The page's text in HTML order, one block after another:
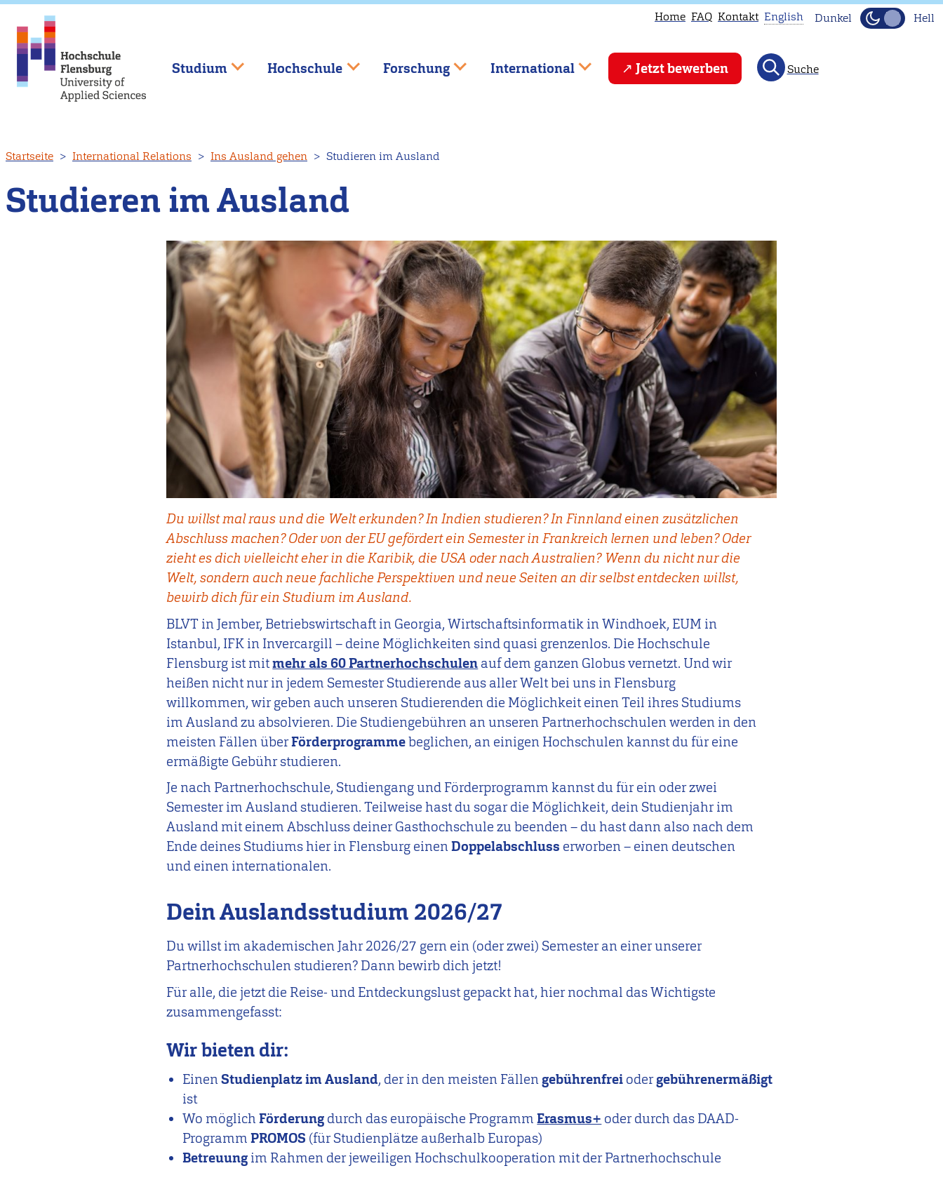
zum
Inhalt
Home FAQ Kontakt
This
page
English Dunkel Hell
Studium Hochschule Forschung International Jetzt bewerben Suche
Startseite International Relations Ins Ausland gehen Studieren im Ausland
Studieren im Ausland
Du willst mal raus und die Welt erkunden? In Indien studieren? In Finnland einen zusätzlichen
Abschluss machen? Oder von der EU gefördert ein Semester in Frankreich lernen und leben? Oder
zieht es dich vielleicht eher in die Karibik, die USA oder nach Australien? Wenn du nicht nur die
Welt, sondern auch neue fachliche Perspektiven und neue Seiten an dir selbst entdecken willst,
bewirb dich für ein Studium im Ausland.
BLVT in Jember, Betriebswirtschaft in Georgia, Wirtschaftsinformatik in Windhoek, EUM in
Istanbul, IFK in Invercargill – deine Möglichkeiten sind quasi grenzenlos. Die Hochschule
Flensburg ist mitmehr als 60 Partnerhochschulen auf dem ganzen Globus vernetzt. Und wir
heißen nicht nur in jedem Semester Studierende aus aller Welt bei uns in Flensburg
willkommen, wir geben auch unseren Studierenden die Möglichkeit einen Teil ihres Studiums
im Ausland zu absolvieren. Die Studiengebühren an unseren Partnerhochschulen werden in den
meisten Fällen überFörderprogrammebeglichen, an einigen Hochschulen kannst du für eine
ermäßigte Gebühr studieren.
Je nach Partnerhochschule, Studiengang und Förderprogramm kannst du für ein oder zwei
Semester im Ausland studieren. Teilweise hast du sogar die Möglichkeit, dein Studienjahr im
Ausland mit einem Abschluss deiner Gasthochschule zu beenden – du hast dann also nach dem
Ende deines Studiums hier in Flensburg einenDoppelabschluss erworben – einen deutschen
und einen internationalen.
Dein Auslandsstudium 2026/27
Du willst im akademischen Jahr 2026/27 gern ein (oder zwei) Semester an einer unserer
Partnerhochschulen studieren? Dann bewirb dich jetzt!
Für alle, die jetzt die Reise- und Entdeckungslust gepackt hat, hier nochmal das Wichtigste
zusammengefasst:
Wir bieten dir:
EinenStudienplatz im Ausland, der in den meisten Fällengebührenfrei odergebührenermäßigt
ist
Wo möglichFörderung durch das europäische ProgrammErasmus+ oder durch das DAAD-
ProgrammPROMOS (für Studienplätze außerhalb Europas)
Betreuung im Rahmen der jeweiligen Hochschulkooperation mit der Partnerhochschule